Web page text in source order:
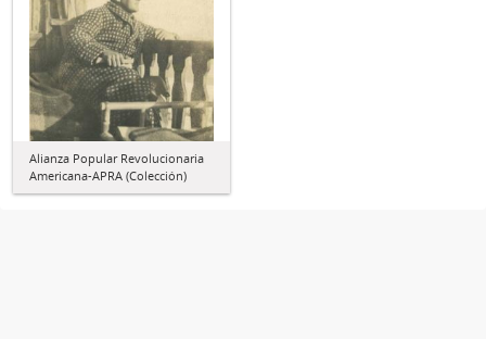
Alianza Popular Revolucionaria
Americana-APRA (Colección)